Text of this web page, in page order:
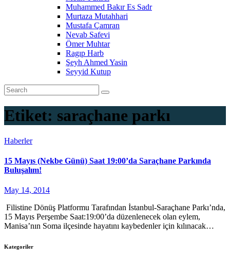
Muhammed Bakır Es Sadr
Murtaza Mutahhari
Mustafa Çamran
Nevab Safevi
Ömer Muhtar
Ragıp Harb
Şeyh Ahmed Yasin
Seyyid Kutup
Etiket: saraçhane parkı
Haberler
15 Mayıs (Nekbe Günü) Saat 19:00’da Saraçhane Parkında
Buluşalım!
May 14, 2014
Filistine Dönüş Platformu Tarafından İstanbul-Saraçhane Parkı’nda,
15 Mayıs Perşembe Saat:19:00’da düzenlenecek olan eylem,
Manisa’nın Soma ilçesinde hayatını kaybedenler için kılınacak…
Kategoriler